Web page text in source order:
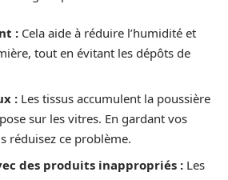
: Cela aide à réduire l’humidité et
tout en évitant les dépôts de
: Les tissus accumulent la poussière
sur les vitres. En gardant vos
réduisez ce problème.
des produits inappropriés : Les